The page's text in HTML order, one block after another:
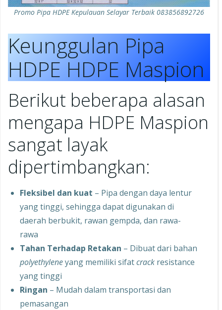
Promo Pipa HDPE Kepulauan Selayar Terbaik 083856892726
Keunggulan Pipa
HDPE HDPE Maspion
Berikut beberapa alasan
mengapa HDPE Maspion
sangat layak
dipertimbangkan:
Fleksibel dan kuat – Pipa dengan daya lentur
yang tinggi, sehingga dapat digunakan di
daerah berbukit, rawan gempda, dan rawa-
rawa
Tahan Terhadap Retakan – Dibuat dari bahan
polyethyleneyang memiliki sifatcrack resistance
yang tinggi
Ringan – Mudah dalam transportasi dan
pemasangan